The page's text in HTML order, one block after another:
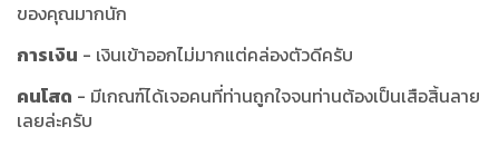
ของคุณมากนัก
การเงิน - เงินเข้าออกไม่มากแต่คล่องตัวดีครับ
คนโสด - มีเกณฑ์ได้เจอคนที่ท่านถูกใจจนท่านต้องเป็นเสือสิ้นลาย
เลยล่ะครับ